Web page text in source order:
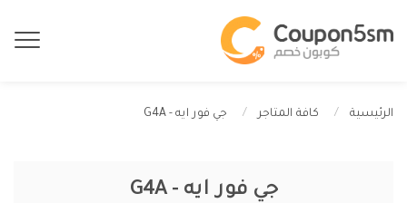
الرئيسية كافة المتاجر جي فور ايه - G4A
جي فور ايه - G4A